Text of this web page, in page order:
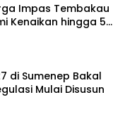
Impas Tembakau
Kenaikan hingga 5
di Sumenep Bakal
Mulai Disusun